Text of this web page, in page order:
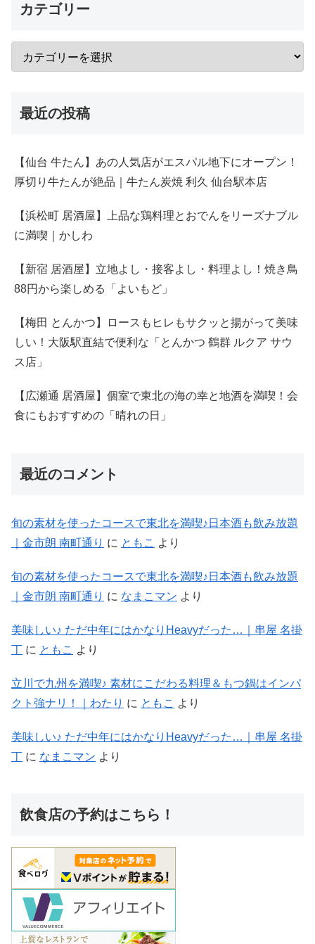
カテゴリー
最近の投稿
【仙台 牛たん】あの人気店がエスパル地下にオープン！
厚切り牛たんが絶品｜牛たん炭焼 利久 仙台駅本店
【浜松町 居酒屋】上品な鶏料理とおでんをリーズナブル
に満喫｜かしわ
【新宿 居酒屋】立地よし・接客よし・料理よし！焼き鳥
88円から楽しめる「よいもど」
【梅田 とんかつ】ロースもヒレもサクッと揚がって美味
しい！大阪駅直結で便利な「とんかつ 鶴群 ルクア サウ
ス店」
【広瀬通 居酒屋】個室で東北の海の幸と地酒を満喫！会
食にもおすすめの「晴れの日」
最近のコメント
旬の素材を使ったコースで東北を満喫♪日本酒も飲み放題
｜金市朗 南町通り に ともこ より
旬の素材を使ったコースで東北を満喫♪日本酒も飲み放題
｜金市朗 南町通り に なまこマン より
美味しい♪ ただ中年にはかなりHeavyだった…｜串屋 名掛
丁 に ともこ より
立川で九州を満喫♪ 素材にこだわる料理＆もつ鍋はインパ
クト強ナリ！｜わたり に ともこ より
美味しい♪ ただ中年にはかなりHeavyだった…｜串屋 名掛
丁 に なまこマン より
飲食店の予約はこちら！